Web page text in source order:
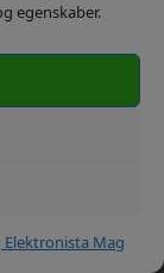
egenskaber.
Elektronista Mag
eller
snydt
som